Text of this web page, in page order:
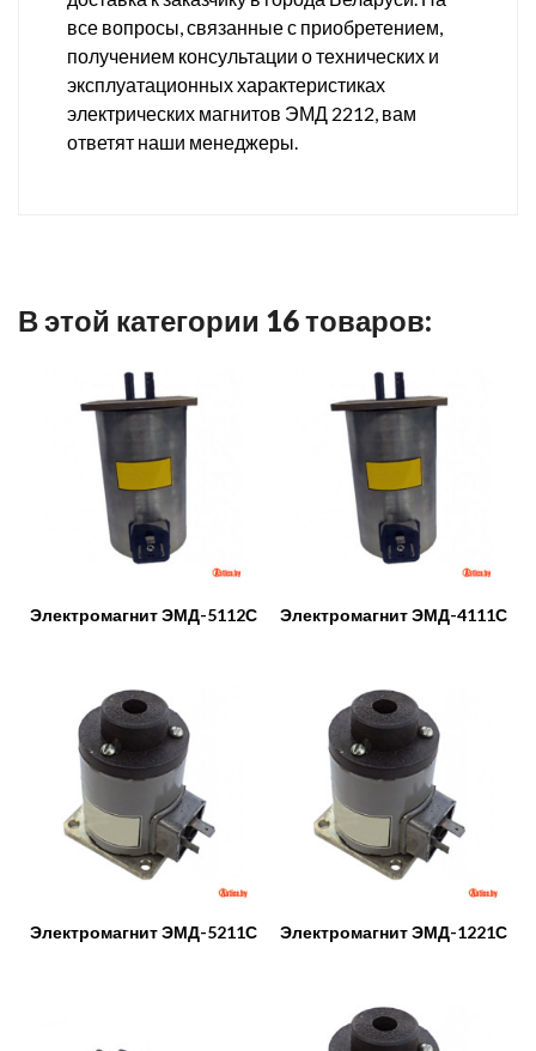
все вопросы, связанные с приобретением,
получением консультации о технических и
эксплуатационных характеристиках
электрических магнитов ЭМД 2212, вам
ответят наши менеджеры.
В этой категории 16 товаров:
Электромагнит ЭМД-5112С Электромагнит ЭМД-4111С
Электромагнит ЭМД-5211С Электромагнит ЭМД-1221С